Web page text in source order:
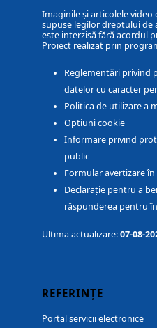
Imaginile și articolele
supuse legilor dreptului de
este interzisă fără acordul
Proiect realizat prin
Reglementări privind
datelor cu caracter
Politica de utilizare a
Optiuni cookie
Informare privind
public
Formular avertizare
Declarație pentru a
răspunderea pentru
Ultima actualizare:07-08-
REFERINȚE
Portal servicii electronice